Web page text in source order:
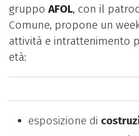
gruppoAFOL, con il
Comune, propone un
attività e intrattenimento
età:
esposizione di